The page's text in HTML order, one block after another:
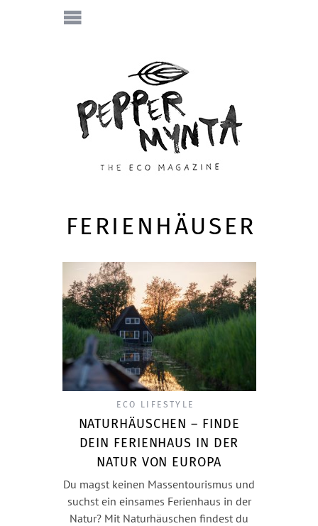
FERIENHÄUSER
ECO LIFESTYLE
NATURHÄUSCHEN – FINDE
DEIN FERIENHAUS IN DER
NATUR VON EUROPA
Du magst keinen Massentourismus und
suchst ein einsames Ferienhaus in der
Natur? Mit Naturhäuschen findest du